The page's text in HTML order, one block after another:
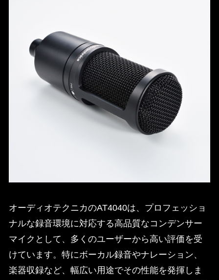
オーディオテクニカのAT4040は、プロフェッショ
ナルな録音環境に対応する高品質なコンデンサー
マイクとして、多くのユーザーから高い評価を受
けています。​特にボーカル録音やナレーション、
楽器収録など、幅広い用途でその性能を発揮しま